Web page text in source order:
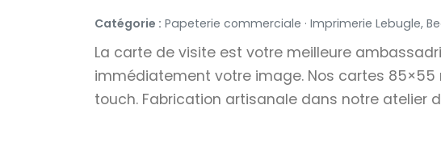
Catégorie : Papeterie commerciale · Imprimerie Lebugle,
La carte de visite est votre meilleure
immédiatement votre image. Nos cartes
touch. Fabrication artisanale dans notre atelier